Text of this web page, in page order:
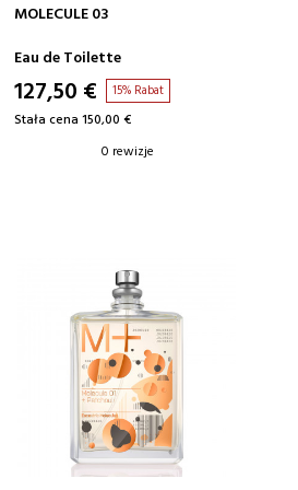
DODAJ DO KOSZYKA
MOLECULE 03
Eau de Toilette
127,50 € 15% Rabat
Stała cena 150,00 €
0 rewizje